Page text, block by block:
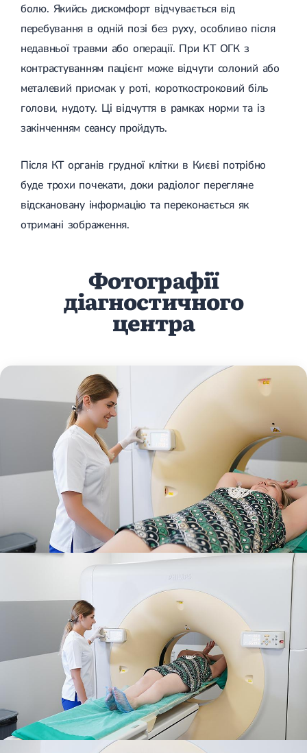
болю. Якийсь дискомфорт відчувається від
перебування в одній позі без руху, особливо після
недавньої травми або операції. При КТ ОГК з
контрастуванням пацієнт може відчути солоний або
металевий присмак у роті, короткостроковий біль
голови, нудоту. Ці відчуття в рамках норми та із
закінченням сеансу пройдуть.
Після КТ органів грудної клітки в Києві потрібно
буде трохи почекати, доки радіолог перегляне
відскановану інформацію та переконається як
отримані зображення.
Фотографії
діагностичного
центра